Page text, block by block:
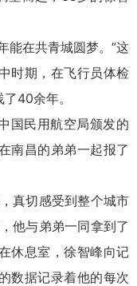
能在共青城圆梦。”这
时期，在飞行员体检
40余年。
国民用航空局颁发的
南昌的弟弟一起报了
真切感受到整个城市
他与弟弟一同拿到了
休息室，徐智峰向记
数据记录着他的每次